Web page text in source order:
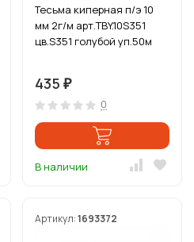
Тесьма киперная п/э 10
мм 2г/м арт.TBY.10S351
цв.S351 голубой уп.50м
435 ₽
0
В наличии
Артикул:1693372